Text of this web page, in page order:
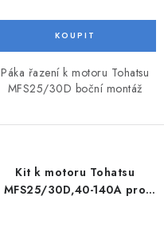
Páka řazení k motoru Tohatsu
MFS25/30D boční montáž
Kit k motoru Tohatsu
MFS25/30D,40-140A pro